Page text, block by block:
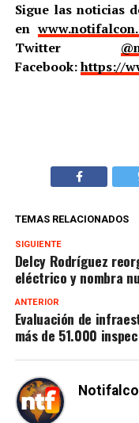
Sigue las noticias
en
Twitter
Facebook:https://
TEMAS RELACIONADOS
SIGUIENTE
Delcy Rodríguez
eléctrico y nombra
ANTERIOR
Evaluación de
más de 51.000